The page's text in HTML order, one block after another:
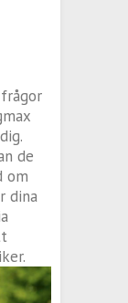
de
om
dina